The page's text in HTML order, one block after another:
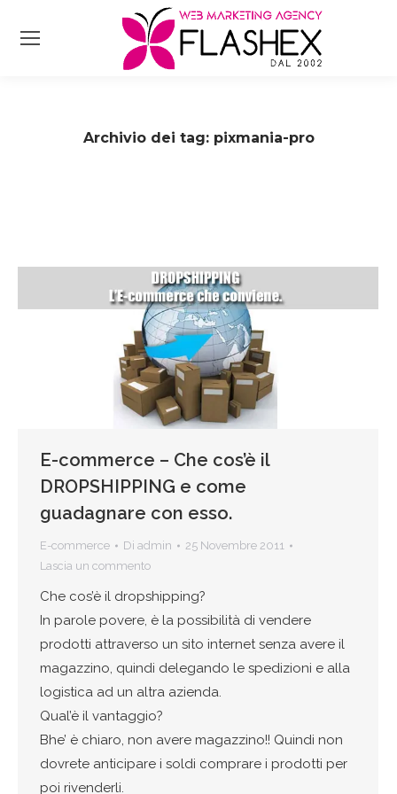
Archivio dei tag: pixmania-pro
E-commerce – Che cos’è il
DROPSHIPPING e come
guadagnare con esso.
E-commerce Di admin
25 Novembre 2011
Lascia un commento
Che cos’è il dropshipping?
In parole povere, è la possibilità di vendere
prodotti attraverso un sito internet senza avere il
magazzino, quindi delegando le spedizioni e alla
logistica ad un altra azienda.
Qual’è il vantaggio?
Bhe’ è chiaro, non avere magazzino!! Quindi non
dovrete anticipare i soldi comprare i prodotti per
poi rivenderli.